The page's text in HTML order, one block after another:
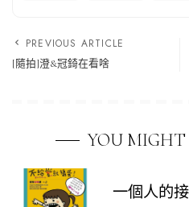
PREVIOUS ARTICLE
[隨拍]澄&冠錡在看啥
YOU MIGHT
一個人的